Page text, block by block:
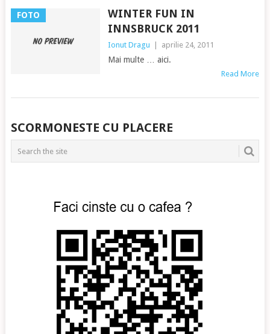
FOTO
WINTER FUN IN
INNSBRUCK 2011
Ionut Dragu aprilie 24, 2011
Mai multe … aici.
Read More
POSTS
NAVIGATION
SCORMONESTE CU PLACERE